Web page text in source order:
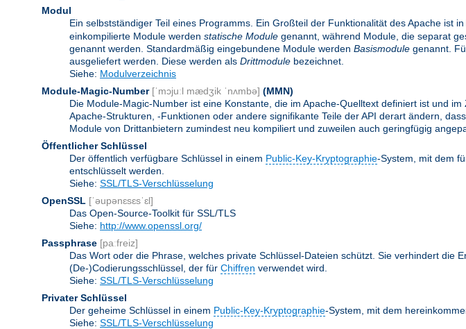
Modul
Ein selbstständiger Teil eines Programms. Ein Großteil der Funktionalität des Apache
einkompilierte Module werden statische Module genannt, während Module, die separat
genannt werden. Standardmäßig eingebundene Module werden Basismodule genannt.
ausgeliefert werden. Diese werden als Drittmodule bezeichnet.
Siehe: Modulverzeichnis
Module-Magic-Number [ˈmɔjuːl mædʒik ˈnʌmbə] (MMN)
Die Module-Magic-Number ist eine Konstante, die im Apache-Quelltext definiert ist und
Apache-Strukturen, -Funktionen oder andere signifikante Teile der API derart ändern,
Module von Drittanbietern zumindest neu kompiliert und zuweilen auch geringfügig
Öffentlicher Schlüssel
Der öffentlich verfügbare Schlüssel in einem Public-Key-Kryptographie-System, mit dem
entschlüsselt werden.
Siehe: SSL/TLS-Verschlüsselung
OpenSSL [ˈəupənɛsɛsˈɛl]
Das Open-Source-Toolkit für SSL/TLS
Siehe: http://www.openssl.org/
Passphrase [paːfreiz]
Das Wort oder die Phrase, welches private Schlüssel-Dateien schützt. Sie verhindert
(De-)Codierungsschlüssel, der für Chiffren verwendet wird.
Siehe: SSL/TLS-Verschlüsselung
Privater Schlüssel
Der geheime Schlüssel in einem Public-Key-Kryptographie-System, mit dem
Siehe: SSL/TLS-Verschlüsselung